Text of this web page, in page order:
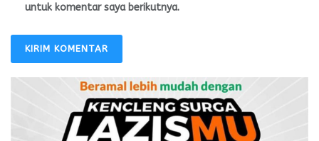
untuk komentar saya berikutnya.